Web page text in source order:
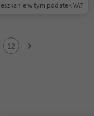
w tym podatek VAT
12